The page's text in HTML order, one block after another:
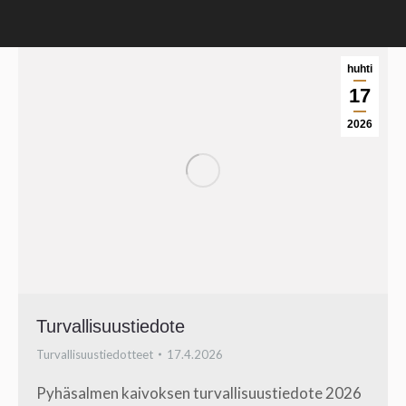
huhti
17
2026
Turvallisuustiedote
Turvallisuustiedotteet 17.4.2026
Pyhäsalmen kaivoksen turvallisuustiedote 2026